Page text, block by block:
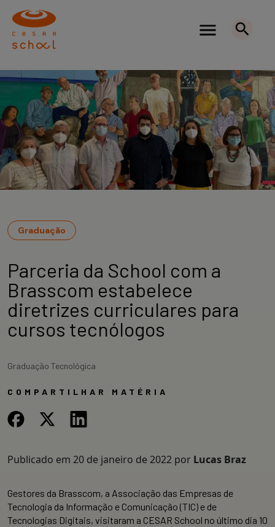
Graduação
Parceria da School com a
Brasscom estabelece
diretrizes curriculares para
cursos tecnólogos
Graduação Tecnológica
COMPARTILHAR MATÉRIA
Publicado em 20 de janeiro de 2022 por Lucas Braz
Gestores da Brasscom, a Associação das Empresas de
Tecnologia da Informação e Comunicação (TIC) e de
Tecnologias Digitais, visitaram a CESAR School no último dia 10